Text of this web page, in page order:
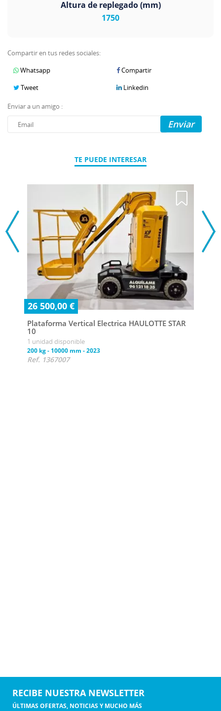
Altura de replegado (mm)
1750
Compartir en tus redes sociales:
Whatsapp
Compartir
Tweet
Linkedin
Enviar a un amigo :
Enviar
TE PUEDE INTERESAR
26 500,00 €
Plataforma Vertical Electrica HAULOTTE STAR
10
1 unidad disponible
200 kg- 10000 mm -2023
Ref. 1367007
RECIBE NUESTRA NEWSLETTER
ÚLTIMAS OFERTAS, NOTICIAS Y MUCHO MÁS